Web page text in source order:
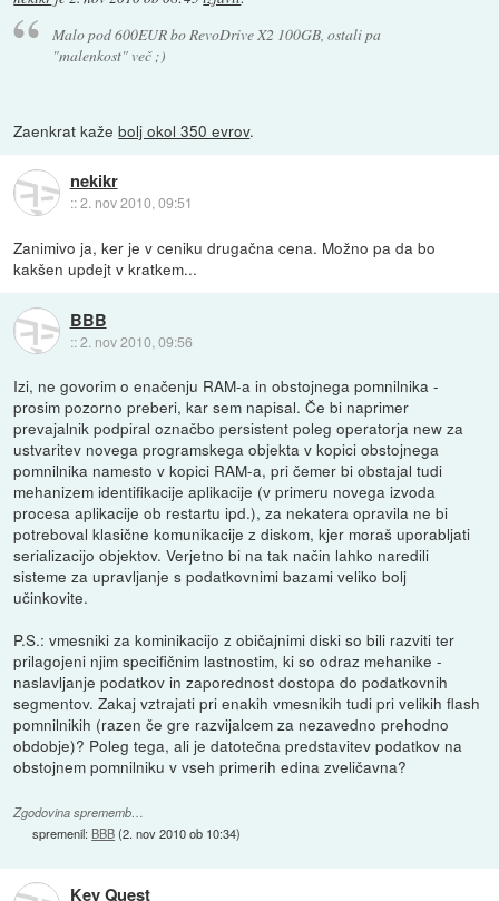
Malo pod 600EUR bo RevoDrive X2 100GB, ostali pa
"malenkost" več ;)
Zaenkrat kažebolj okol 350 evrov.
nekikr
::2. nov 2010, 09:51
Zanimivo ja, ker je v ceniku drugačna cena. Možno pa da bo
kakšen updejt v kratkem...
BBB
::2. nov 2010, 09:56
Izi, ne govorim o enačenju RAM-a in obstojnega pomnilnika -
prosim pozorno preberi, kar sem napisal. Če bi naprimer
prevajalnik podpiral označbo persistent poleg operatorja new za
ustvaritev novega programskega objekta v kopici obstojnega
pomnilnika namesto v kopici RAM-a, pri čemer bi obstajal tudi
mehanizem identifikacije aplikacije (v primeru novega izvoda
procesa aplikacije ob restartu ipd.), za nekatera opravila ne bi
potreboval klasične komunikacije z diskom, kjer moraš uporabljati
serializacijo objektov. Verjetno bi na tak način lahko naredili
sisteme za upravljanje s podatkovnimi bazami veliko bolj
učinkovite.
P.S.: vmesniki za kominikacijo z običajnimi diski so bili razviti ter
prilagojeni njim specifičnim lastnostim, ki so odraz mehanike -
naslavljanje podatkov in zaporednost dostopa do podatkovnih
segmentov. Zakaj vztrajati pri enakih vmesnikih tudi pri velikih flash
pomnilnikih (razen če gre razvijalcem za nezavedno prehodno
obdobje)? Poleg tega, ali je datotečna predstavitev podatkov na
obstojnem pomnilniku v vseh primerih edina zveličavna?
Zgodovina sprememb…
spremenil: BBB(2. nov 2010 ob 10:34)
Key Quest